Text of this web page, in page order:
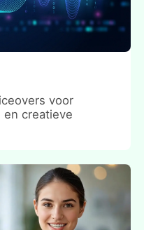
voor
creatieve